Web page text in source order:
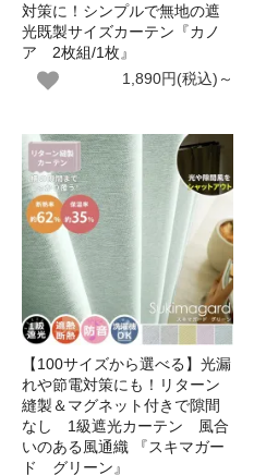
対策に！シンプルで無地の遮
光既製サイズカーテン『カノ
ア 2枚組/1枚』
1,890円(税込)～
【100サイズから選べる】光漏
れや節電対策にも！リターン
縫製＆マグネット付きで隙間
なし 1級遮光カーテン 風合
いのある風通織 『スキマガー
ド グリーン』